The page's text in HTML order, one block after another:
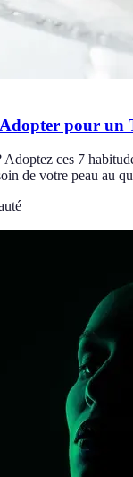
pour un
ces 7
de votre peau au